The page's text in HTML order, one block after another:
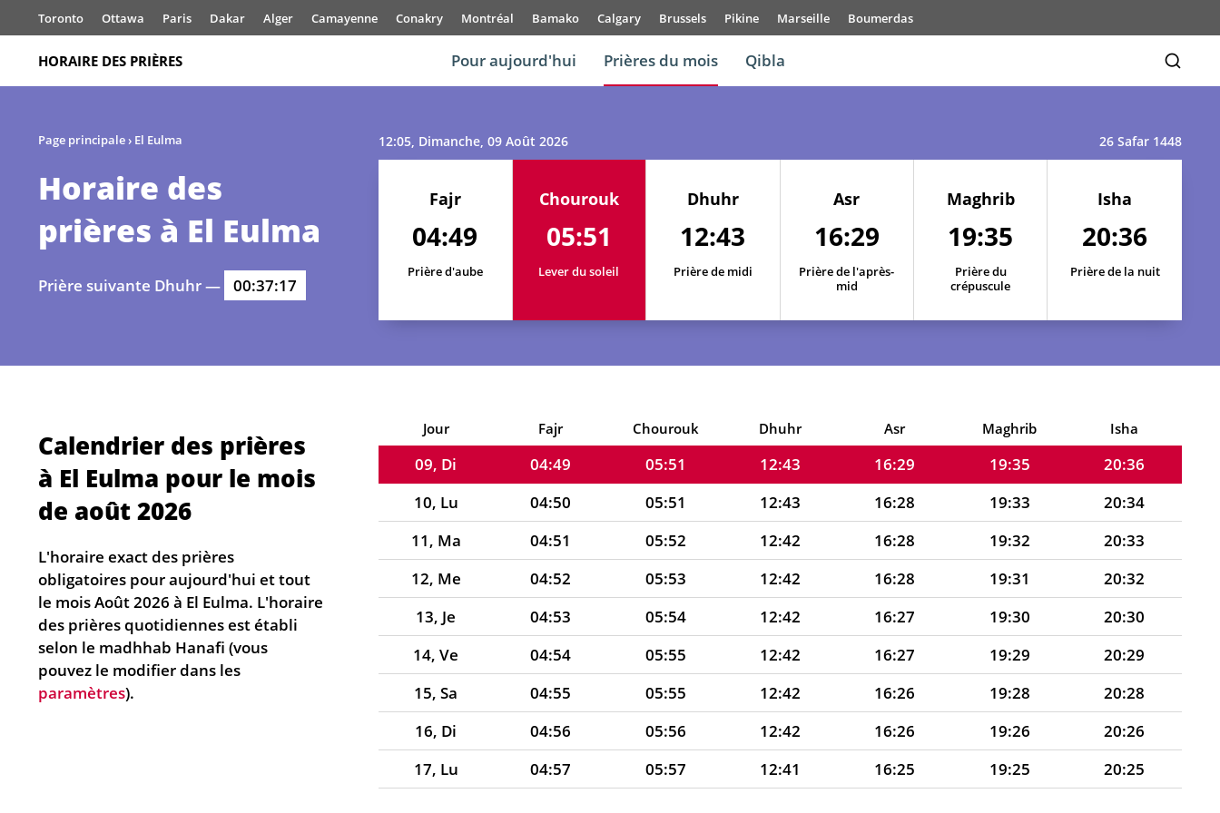
Toronto Ottawa Paris Dakar Alger Camayenne Conakry Montréal Bamako Calgary Brussels Pikine Marseille Boumerdas
HORAIRE DES PRIÈRES Pour aujourd'hui Prières du mois Qibla
Page principale› El Eulma
Horaire des
prières à El Eulma
Prière suivante Dhuhr — 00:37:17
12:05, Dimanche, 09 Août 2026 26 Safar 1448
Fajr
04:49
Prière d'aube
Chourouk
05:51
Lever du soleil
Dhuhr
12:43
Prière de midi
Asr
16:29
Prière de l'après-
mid
Maghrib
19:35
Prière du
crépuscule
Isha
20:36
Prière de la nuit
Calendrier des prières
à El Eulma pour le mois
de août 2026
L'horaire exact des prières
obligatoires pour aujourd'hui et tout
le mois Août 2026 à El Eulma. L'horaire
des prières quotidiennes est établi
selon le madhhab Hanafi (vous
pouvez le modifier dans les
paramètres).
Jour Fajr Chourouk Dhuhr Asr Maghrib Isha
01, Sa 04:41 05:44 12:44 16:31 19:43
20:45
02, Di
04:42 19:42
20:44
03, Lu
04:43 05:46 16:31 19:41
20:43
04, Ma
04:44 05:47 12:43 16:30 19:40
20:42
08, Sa
04:48 05:50 12:43 16:29 19:36
20:37
09, Di
04:49 05:51 12:43 16:29 19:35
20:36
10, Lu
04:50 05:51 12:43 16:28 19:33
20:34
11, Ma
04:51 05:52 12:42 16:28 19:32
20:33
12, Me
04:52 05:53 12:42 16:28 19:31
20:32
13, Je
04:53 05:54 12:42 16:27 19:30
20:30
14, Ve
04:54 05:55 12:42 16:27 19:29
20:29
15, Sa
04:55 05:55 12:42 16:26 19:28
20:28
16, Di
04:56 05:56 12:42 16:26 19:26
20:26
17, Lu
04:57 05:57 12:41 16:25 19:25
20:25